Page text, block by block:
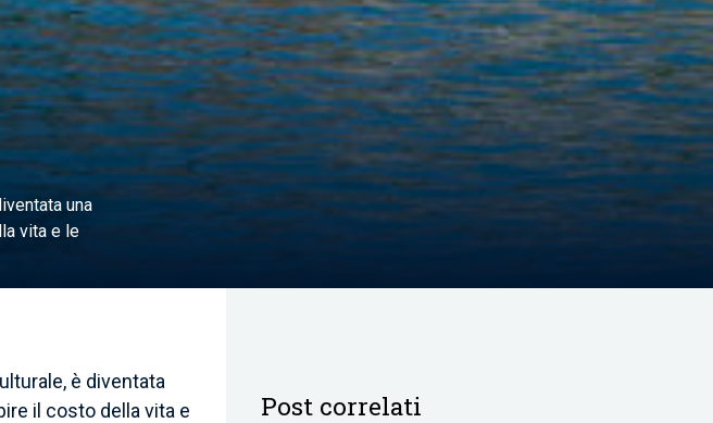
una
vita e le
è diventata
il costo della vita e
Post correlati